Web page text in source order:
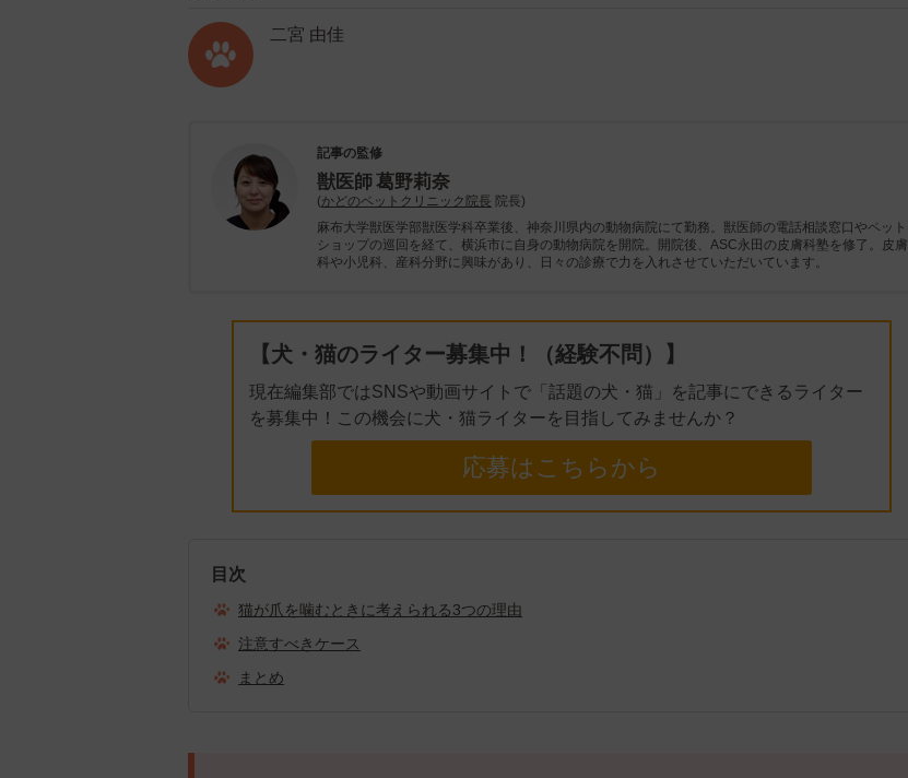
二宮 由佳
記事の監修
獣医師葛野莉奈
(かどのペットクリニック院長 院長)
麻布大学獣医学部獣医学科卒業後、神奈川県内の動物病院にて勤務。獣医師の電話相談窓口やペット
ショップの巡回を経て、横浜市に自身の動物病院を開院。開院後、ASC永田の皮膚科塾を修了。皮膚
科や小児科、産科分野に興味があり、日々の診療で力を入れさせていただいています。
【犬・猫のライター募集中！（経験不問）】
現在編集部ではSNSや動画サイトで「話題の犬・猫」を記事にできるライター
を募集中！この機会に犬・猫ライターを目指してみませんか？
応募はこちらから
目次
猫が爪を噛むときに考えられる3つの理由
注意すべきケース
まとめ